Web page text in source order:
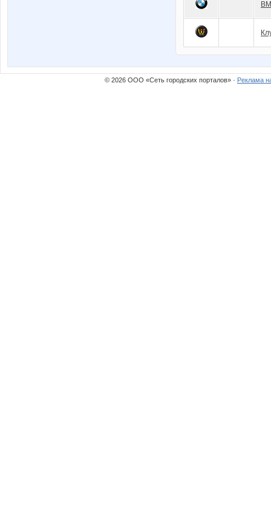
© 2026 ООО «Сеть городских порталов» · Реклама